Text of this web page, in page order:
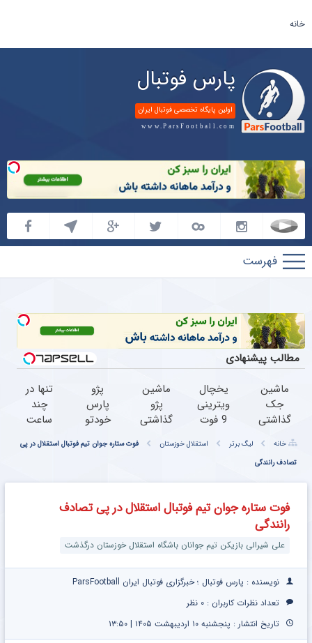
خانه
پارس فوتبال
اولین پایگاه تخصصی فوتبال ایران
www.ParsFootball.com
پارس
فوتبال
مطالب پیشنهادی
ماشین
جک
گذاشتی
فروش
؟ اینجا
سریع و
بفروش
یخچال
ویترینی
9 فوت
(جدید)
ماشین
پژو
گذاشتی
فروش
سریع و
بفروش
پژو
پارس
خودتو
برای
اینجا به
بفروش
تنها در
چند
ساعت
یکبار
به
خانه لیگ برتر استقلال خوزستان
فوت ستاره جوان تیم فوتبال استقلال در پی
تصادف رانندگی
فوت ستاره جوان تیم فوتبال استقلال در پی تصادف
رانندگی
علی شیرالی بازیکن تیم جوانان باشگاه استقلال خوزستان درگذشت
نویسنده : پارس فوتبال ؛ خبرگزاری فوتبال ایران ParsFootball
تعداد نظرات کاربران : ۰ نظر
تاریخ انتشار : پنجشنبه ۱۰ اردیبهشت ۱۴۰۵ | ۱۳:۵۰